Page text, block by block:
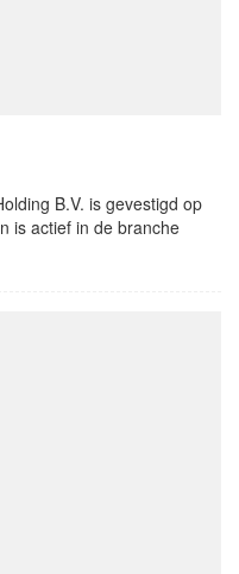
B.V. is gevestigd op
is actief in de branche